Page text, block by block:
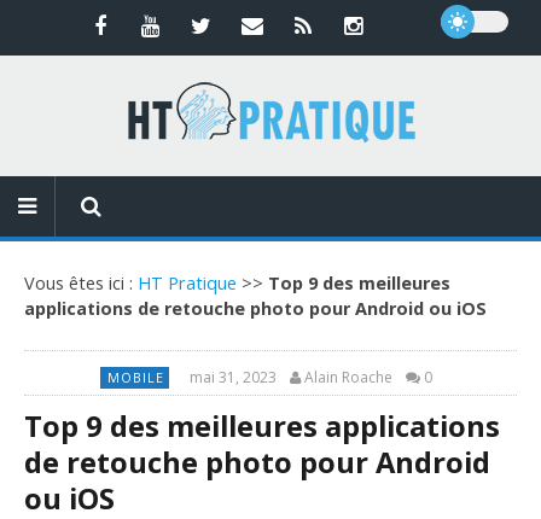
Vous êtes ici : HT Pratique >> Top 9 des meilleures
applications de retouche photo pour Android ou iOS
MOBILE mai 31, 2023 Alain Roache 0
Top 9 des meilleures applications
de retouche photo pour Android
ou iOS